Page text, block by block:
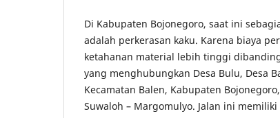
Di Kabupaten Bojonegoro, saat ini
adalah perkerasan kaku. Karena biaya
ketahanan material lebih tinggi
yang menghubungkan Desa Bulu, Desa
Kecamatan Balen, Kabupaten
Suwaloh – Margomulyo. Jalan ini